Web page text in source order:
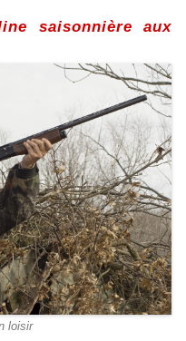
saisonnière aux
loisir